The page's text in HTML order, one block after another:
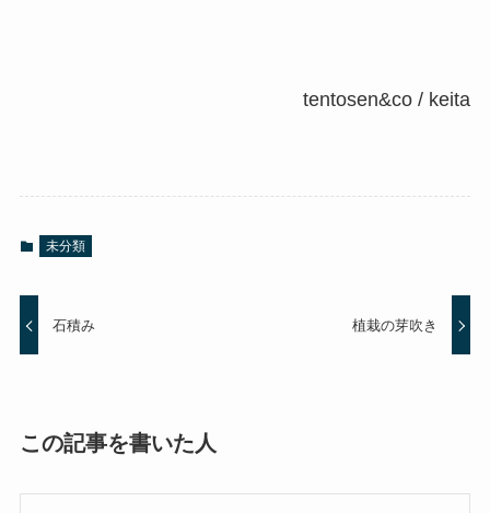
tentosen&co / keita
未分類
石積み 植栽の芽吹き
この記事を書いた人